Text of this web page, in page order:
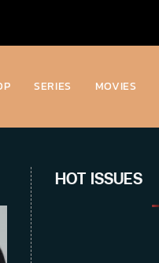
SERIES MOVIES
HOT ISSUES